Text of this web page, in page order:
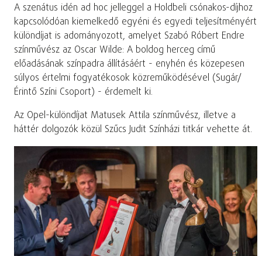
A szenátus idén ad hoc jelleggel a Holdbeli csónakos-díjhoz
kapcsolódóan kiemelkedő egyéni és egyedi teljesítményért
különdíjat is adományozott, amelyet Szabó Róbert Endre
színművész az Oscar Wilde: A boldog herceg című
előadásának színpadra állításáért - enyhén és közepesen
súlyos értelmi fogyatékosok közreműködésével (Sugár/
Érintő Színi Csoport) - érdemelt ki.
Az Opel-különdíjat Matusek Attila színművész, illetve a
háttér dolgozók közül Szűcs Judit Színházi titkár vehette át.